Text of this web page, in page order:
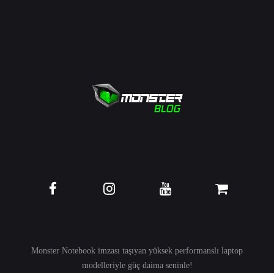
Monster Notebook imzası taşıyan yüksek performanslı laptop
modelleriyle güç daima seninle!